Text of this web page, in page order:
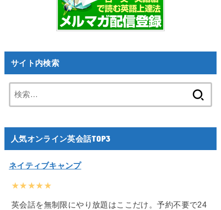
サイト内検索
索:
人気オンライン英会話TOP3
ネイティブキャンプ
★★★★★
英会話を無制限にやり放題はここだけ。予約不要で24